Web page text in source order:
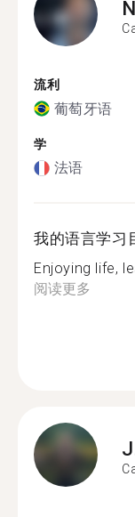
流利
葡萄牙语
学
法语
我的语言学习
Enjoying life,
阅读更多